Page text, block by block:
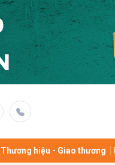
Thương hiệu - Giao thương
Gửi bình luận